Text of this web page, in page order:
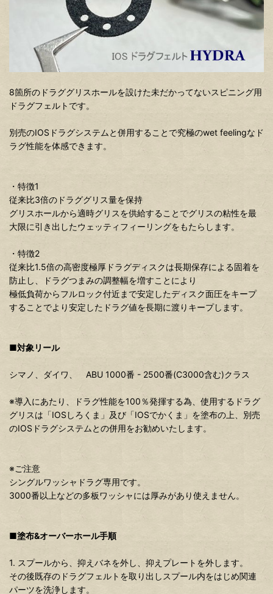
8箇所のドラググリスホールを設けた未だかってないスピニング用
ドラグフェルトです。
別売のIOSドラグシステムと併用することで究極のwet feelingなド
ラグ性能を体感できます。
・特徴1
従来比3倍のドラググリス量を保持
グリスホールから適時グリスを供給することでグリスの粘性を最
大限に引き出したウェッティフィーリングをもたらします。
・特徴2
従来比1.5倍の高密度極厚ドラグディスクは長期保存による固着を
防止し、ドラグつまみの調整幅を増すことにより
極低負荷からフルロック付近まで安定したディスク面圧をキープ
することでより安定したドラグ値を長期に渡りキープします。
■対象リール
シマノ、ダイワ、 ABU 1000番 - 2500番(C3000含む)クラス
※導入にあたり、ドラグ性能を100％発揮する為、使用するドラグ
グリスは「IOSしろくま」及び「IOSでかくま」を塗布の上、別売
のIOSドラグシステムとの併用をお勧めいたします。
※ご注意
シングルワッシャドラグ専用です。
3000番以上などの多板ワッシャには厚みがあり使えません。
■塗布&オーバーホール手順
1. スプールから、抑えバネを外し、抑えプレートを外します。
その後既存のドラグフェルトを取り出しスプール内をはじめ関連
パーツを洗浄します。